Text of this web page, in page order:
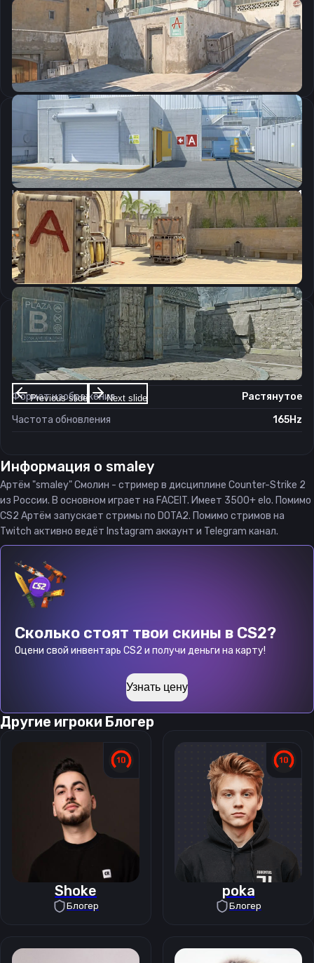
Previous slide Next slide
CSGO-tkNCP-a9M6Y-UiUFU-tuWyO-N3nQD
Скопировать
Настройки мыши
DPI:
800
Чувствительность мыши в игре:
0.87
Чувствительность мыши в зуме:
1
Чувствительность мыши в Windows:
6/11
Ускорение мыши:
0
m_rawinput:
1
Настройки экрана
Разрешение
1280×960
Соотношение сторон
4:3
Формат изображения
Растянутое
Частота обновления
165Hz
Информация о smaley
Артём "smaley" Смолин - стример в дисциплине Counter-Strike 2
из России. В основном играет на FACEIT. Имеет 3500+ elo. Помимо
CS2 Артём запускает стримы по DOTA2. Помимо стримов на
Twitch активно ведёт Instagram аккаунт и Telegram канал.
Сколько стоят твои скины в CS2?
Оцени свой инвентарь CS2 и получи деньги на карту!
Узнать цену
Другие игроки Блогер
Shoke
Блогер
poka
Блогер